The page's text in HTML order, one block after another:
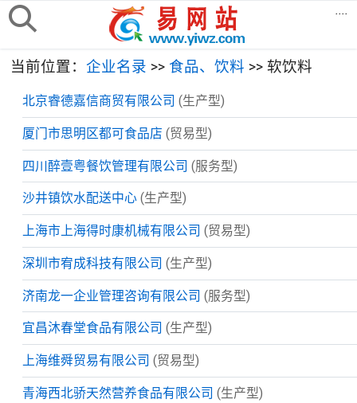
....
当前位置： 企业名录 >> 食品、饮料 >> 软饮料
北京睿德嘉信商贸有限公司 (生产型)
厦门市思明区都可食品店 (贸易型)
四川醉壹粤餐饮管理有限公司 (服务型)
沙井镇饮水配送中心 (生产型)
上海市上海得时康机械有限公司 (贸易型)
深圳市宥成科技有限公司 (生产型)
济南龙一企业管理咨询有限公司 (服务型)
宜昌沐春堂食品有限公司 (生产型)
上海维舜贸易有限公司 (贸易型)
青海西北骄天然营养食品有限公司 (生产型)